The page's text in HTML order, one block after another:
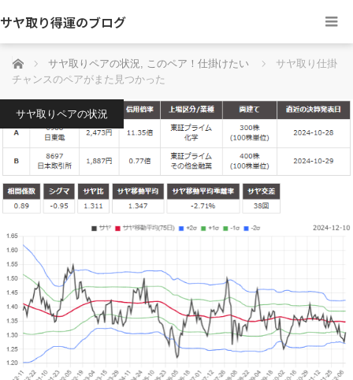
サヤ取り得運のブログ
ホーム サヤ取りペアの状況, このペア！仕掛けたい
サヤ取り仕掛
チャンスのペアがまた見つかった
サヤ取りペアの状況